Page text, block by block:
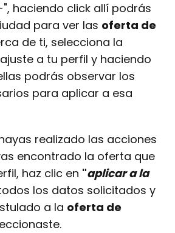
haciendo click allí podrás
para ver las oferta de
de ti, selecciona la
a tu perfil y haciendo
podrás observar los
para aplicar a esa
realizado las acciones
encontrado la oferta que
haz clic en "aplicar a la
los datos solicitados y
a la oferta de